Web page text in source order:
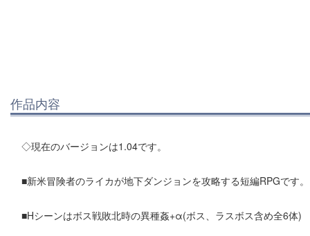
作品内容
◇現在のバージョンは1.04です。
■新米冒険者のライカが地下ダンジョンを攻略する短編RPGです。
■Hシーンはボス戦敗北時の異種姦+α(ボス、ラスボス含め全6体)